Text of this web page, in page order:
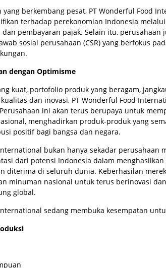
yang berkembang pesat, PT Wonderful Food
terhadap perekonomian Indonesia
dan pembayaran pajak. Selain itu, perusahaan
sosial perusahaan (CSR) yang berfokus
dengan Optimisme
kuat, portofolio produk yang beragam,
dan inovasi, PT Wonderful Food
ini akan terus berupaya untuk
menghadirkan produk-produk yang
positif bagi bangsa dan negara.
bukan hanya sekadar perusahaan
dari potensi Indonesia dalam
diterima di seluruh dunia. Keberhasilan
minuman nasional untuk terus berinovasi
global.
sedang membuka kesempatan